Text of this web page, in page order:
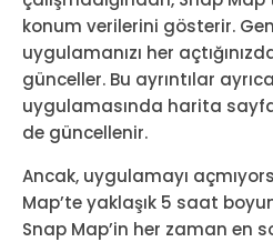
konum verilerini gösterir.
uygulamanızı her
günceller. Bu ayrıntılar
uygulamasında harita
de güncellenir.
Ancak, uygulamayı
Map’te yaklaşık 5 saat
Snap Map’in her zaman en